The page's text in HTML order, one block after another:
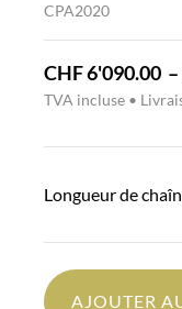
CPA2020
CHF6'090.00 –
TVA incluse •
Longueur de
AJOUTER